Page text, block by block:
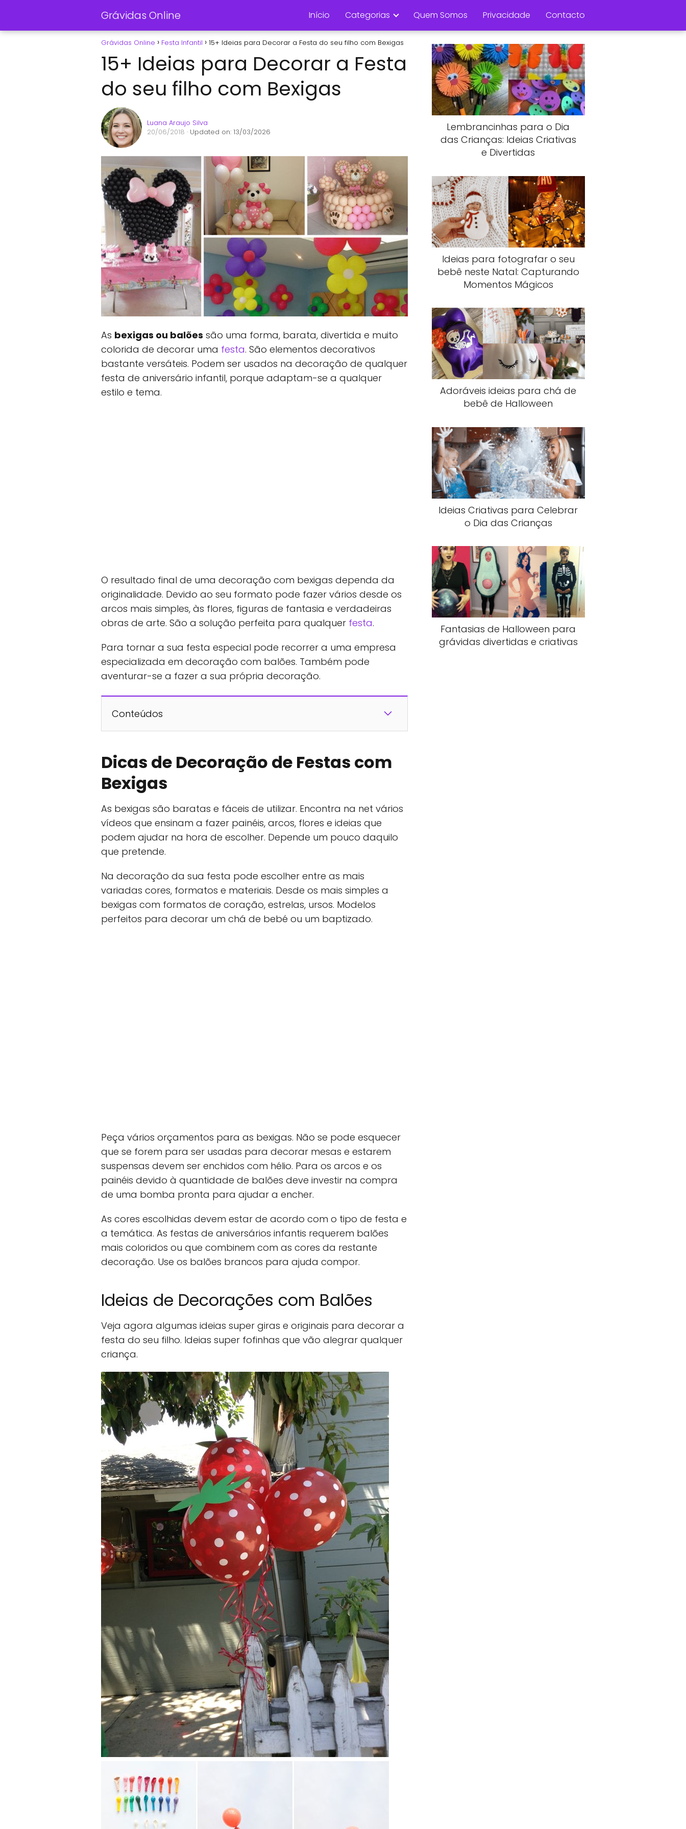
Grávidas Online Início Categorias Quem Somos Privacidade Contacto
Grávidas Online Festa Infantil 15+ Ideias para Decorar a Festa do seu filho com Bexigas
15+ Ideias para Decorar a Festa
do seu filho com Bexigas
Luana Araujo Silva
20/06/2018 · Updated on: 13/03/2026
As bexigas ou balões são uma forma, barata, divertida e muito
colorida de decorar uma festa. São elementos decorativos
bastante versáteis. Podem ser usados na decoração de qualquer
festa de aniversário infantil, porque adaptam-se a qualquer
estilo e tema.
O resultado final de uma decoração com bexigas dependa da
originalidade. Devido ao seu formato pode fazer vários desde os
arcos mais simples, às flores, figuras de fantasia e verdadeiras
obras de arte. São a solução perfeita para qualquer festa.
Para tornar a sua festa especial pode recorrer a uma empresa
especializada em decoração com balões. Também pode
aventurar-se a fazer a sua própria decoração.
Conteúdos
Dicas de Decoração de Festas com
Bexigas
As bexigas são baratas e fáceis de utilizar. Encontra na net vários
vídeos que ensinam a fazer painéis, arcos, flores e ideias que
podem ajudar na hora de escolher. Depende um pouco daquilo
que pretende.
Na decoração da sua festa pode escolher entre as mais
variadas cores, formatos e materiais. Desde os mais simples a
bexigas com formatos de coração, estrelas, ursos. Modelos
perfeitos para decorar um chá de bebé ou um baptizado.
Peça vários orçamentos para as bexigas. Não se pode esquecer
que se forem para ser usadas para decorar mesas e estarem
suspensas devem ser enchidos com hélio. Para os arcos e os
painéis devido à quantidade de balões deve investir na compra
de uma bomba pronta para ajudar a encher.
As cores escolhidas devem estar de acordo com o tipo de festa e
a temática. As festas de aniversários infantis requerem balões
mais coloridos ou que combinem com as cores da restante
decoração. Use os balões brancos para ajuda compor.
Ideias de Decorações com Balões
Veja agora algumas ideias super giras e originais para decorar a
festa do seu filho. Ideias super fofinhas que vão alegrar qualquer
criança.
Lembrancinhas para o Dia
das Crianças: Ideias Criativas
e Divertidas
Ideias para fotografar o seu
bebê neste Natal: Capturando
Momentos Mágicos
Adoráveis ideias para chá de
bebê de Halloween
Ideias Criativas para Celebrar
o Dia das Crianças
Fantasias de Halloween para
grávidas divertidas e criativas